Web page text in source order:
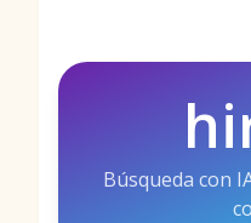
Búsqueda con